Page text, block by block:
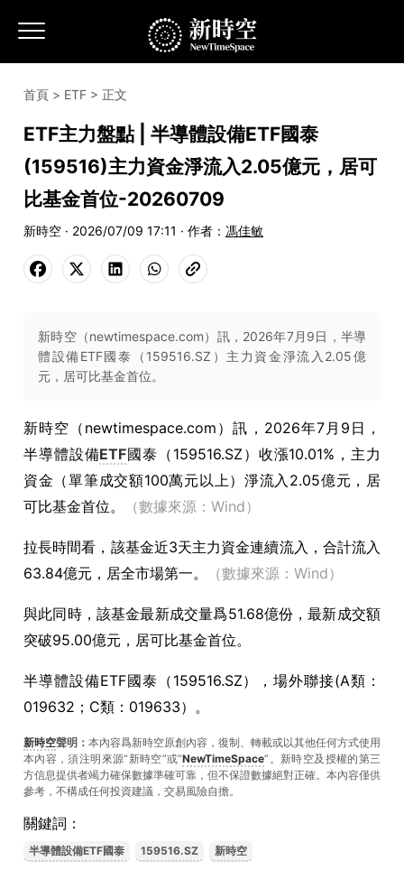
首頁 > ETF > 正文
ETF主力盤點 | 半導體設備ETF國泰
(159516)主力資金淨流入2.05億元，居可
比基金首位-20260709
新時空 · 2026/07/09 17:11 · 作者： 馮佳敏
新時空（newtimespace.com）訊，2026年7月9日，半導
體設備ETF國泰（159516.SZ）主力資金淨流入2.05億
元，居可比基金首位。
新時空（ newtimespace.com ）訊， 2026年7月9日，
半導體設備ETF國泰（159516.SZ）收漲10.01%，主力
資金（單筆成交額100萬元以上）淨流入2.05億元，居
可比基金首位。
（數據來源：Wind）
拉長時間看，該基金近3天主力資金連續流入，合計流入
63.84億元，居全市場第一。
（數據來源：Wind）
與此同時，該基金最新成交量爲51.68億份，最新成交額
突破95.00億元，居可比基金首位。
半導體設備ETF國泰（159516.SZ），場外聯接(A類：
019632；C類：019633）。
新時空聲明： 本內容爲新時空原創內容，復制、轉載或以其他任何方式使用
本內容，須注明來源“新時空”或“NewTimeSpace”。新時空及授權的第三
方信息提供者竭力確保數據準確可靠，但不保證數據絕對正確。本內容僅供
參考，不構成任何投資建議，交易風險自擔。
關鍵詞：
半導體設備ETF國泰 159516.SZ 新時空